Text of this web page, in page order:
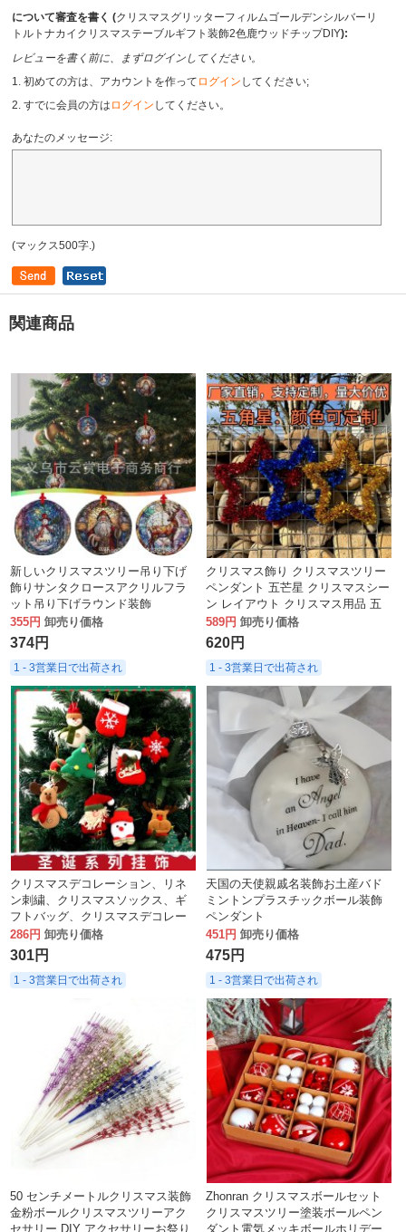
について審査を書く (クリスマスグリッターフィルムゴールデンシルバーリ
トルトナカイクリスマステーブルギフト装飾2色鹿ウッドチップDIY):
レビューを書く前に、まずログインしてください。
1. 初めての方は、アカウントを作って ログイン してください;
2. すでに会員の方は ログイン してください。
あなたのメッセージ:
(マックス500字.)
関連商品
新しいクリスマスツリー吊り下げ
飾りサンタクロースアクリルフラ
ット吊り下げラウンド装飾
355円 卸売り価格
374円
1 - 3営業日で出荷され
クリスマス飾り クリスマスツリー
ペンダント 五芒星 クリスマスシー
ン レイアウト クリスマス用品 五
芒星
589円 卸売り価格
620円
1 - 3営業日で出荷され
クリスマスデコレーション、リネ
ン刺繍、クリスマスソックス、ギ
フトバッグ、クリスマスデコレー
ションペンダント
286円 卸売り価格
301円
1 - 3営業日で出荷され
天国の天使親戚名装飾お土産バド
ミントンプラスチックボール装飾
ペンダント
451円 卸売り価格
475円
1 - 3営業日で出荷され
50 センチメートルクリスマス装飾
金粉ボールクリスマスツリーアク
セサリー DIY アクセサリーお祭り
Zhonran クリスマスボールセット
クリスマスツリー塗装ボールペン
ダント電気メッキボールホリデー